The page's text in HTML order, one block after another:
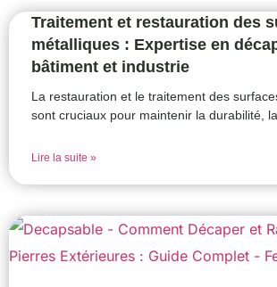
Traitement et restauration des
métalliques : Expertise en
bâtiment et industrie
La restauration et le traitement des
sont cruciaux pour maintenir la durabilité, la
Lire la suite »